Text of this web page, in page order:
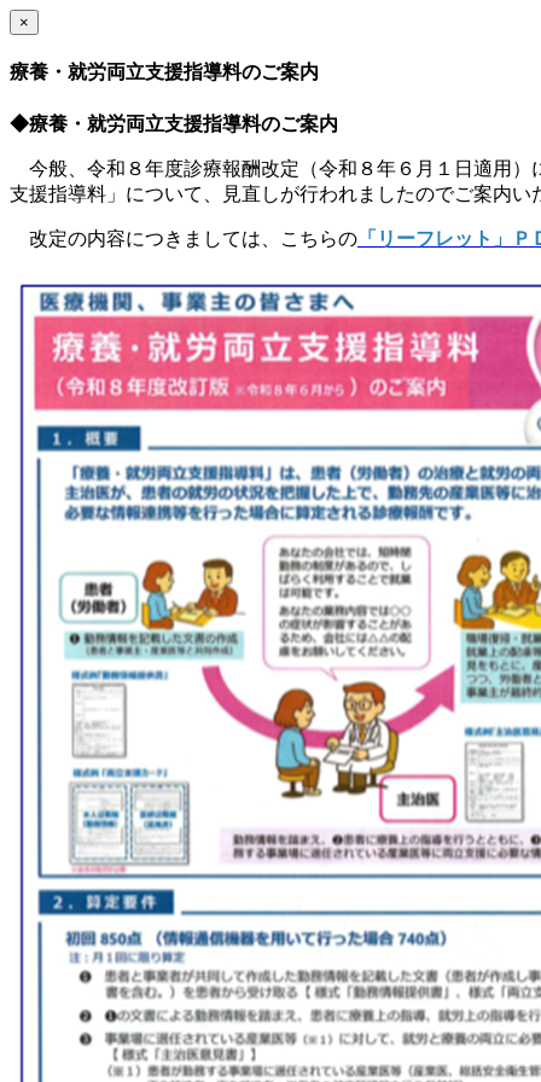
×
療養・就労両立支援指導料のご案内
◆療養・就労両立支援指導料のご案内
今般、令和８年度診療報酬改定（令和８年６月１日適用
支援指導料」について、見直しが行われましたのでご案内い
改定の内容につきましては、こちらの 「リーフレット」Ｐ